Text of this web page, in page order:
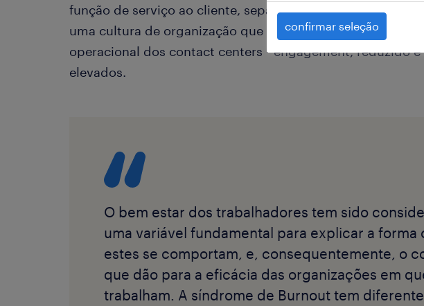
função de serviço ao cliente, separando-a da função
uma cultura de organização que poderá ter contribuído
operacional dos contact centers - engagement, reduzido
elevados.
O bem estar dos trabalhadores tem sido
uma variável fundamental para explicar a forma
estes se comportam, e, consequentemente, o
que dão para a eficácia das organizações em
trabalham. A síndrome de Burnout tem
confirmar seleção